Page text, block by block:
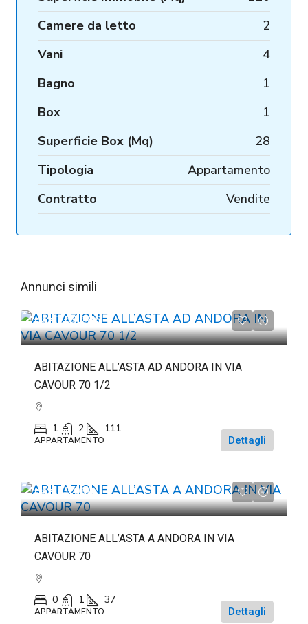
Camere da letto
2
Vani
4
Bagno
1
Box
1
Superficie Box (Mq)
28
Tipologia
Appartamento
Contratto
Vendite
Annunci simili
da€263.286
ABITAZIONE ALL’ASTA AD ANDORA IN VIA
CAVOUR 70 1/2
1 2 111
APPARTAMENTO Dettagli
da€69.060
ABITAZIONE ALL’ASTA A ANDORA IN VIA
CAVOUR 70
0 1 37
APPARTAMENTO Dettagli